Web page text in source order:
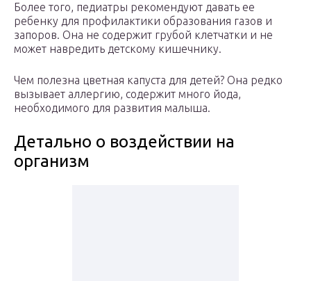
Более того, педиатры рекомендуют давать ее
ребенку для профилактики образования газов и
запоров. Она не содержит грубой клетчатки и не
может навредить детскому кишечнику.
Чем полезна цветная капуста для детей? Она редко
вызывает аллергию, содержит много йода,
необходимого для развития малыша.
Детально о воздействии на
организм